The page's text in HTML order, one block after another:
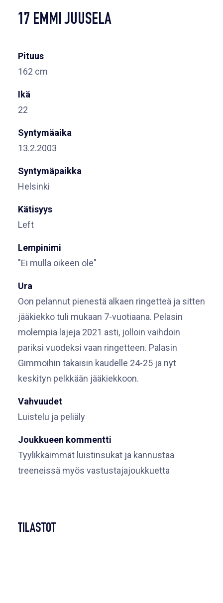
17 EMMI JUUSELA
Pituus
162 cm
Ikä
22
Syntymäaika
13.2.2003
Syntymäpaikka
Helsinki
Kätisyys
Left
Lempinimi
"Ei mulla oikeen ole"
Ura
Oon pelannut pienestä alkaen ringetteä ja sitten
jääkiekko tuli mukaan 7-vuotiaana. Pelasin
molempia lajeja 2021 asti, jolloin vaihdoin
pariksi vuodeksi vaan ringetteen. Palasin
Gimmoihin takaisin kaudelle 24-25 ja nyt
keskityn pelkkään jääkiekkoon.
Vahvuudet
Luistelu ja peliäly
Joukkueen kommentti
Tyylikkäimmät luistinsukat ja kannustaa
treeneissä myös vastustajajoukkuetta
TILASTOT